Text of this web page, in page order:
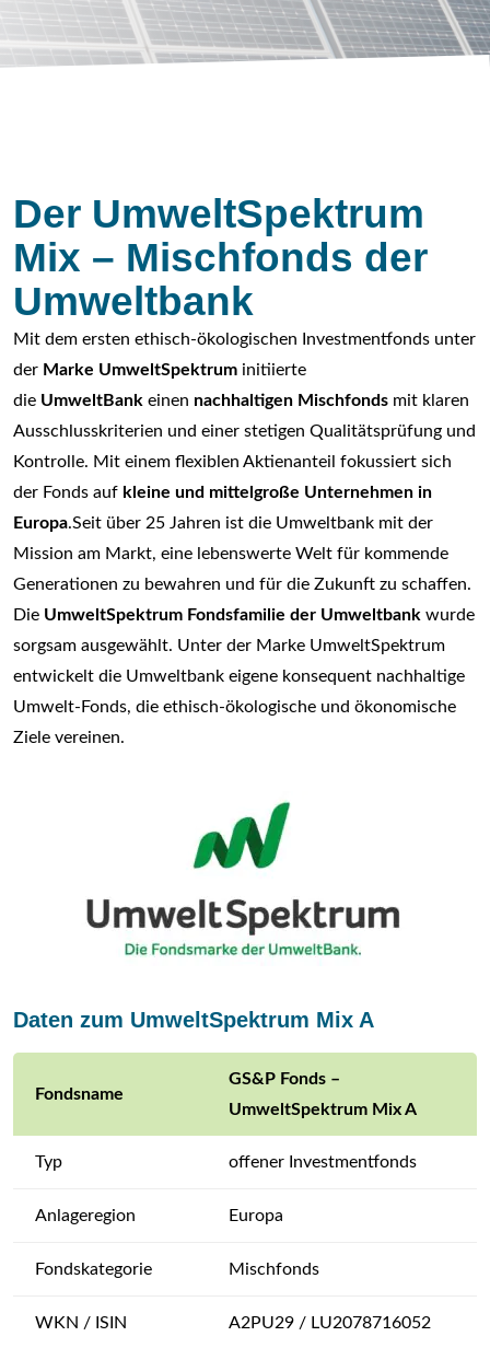
Der UmweltSpektrum
Mix – Mischfonds der
Umweltbank
Mit dem ersten ethisch-ökologischen Investmentfonds unter
der Marke UmweltSpektrum initiierte
die UmweltBank einen nachhaltigen Mischfonds mit klaren
Ausschlusskriterien und einer stetigen Qualitätsprüfung und
Kontrolle. Mit einem flexiblen Aktienanteil fokussiert sich
der Fonds auf kleine und mittelgroße Unternehmen in
Europa.Seit über 25 Jahren ist die Umweltbank mit der
Mission am Markt, eine lebenswerte Welt für kommende
Generationen zu bewahren und für die Zukunft zu schaffen.
Die UmweltSpektrum Fondsfamilie der Umweltbank wurde
sorgsam ausgewählt. Unter der Marke UmweltSpektrum
entwickelt die Umweltbank eigene konsequent nachhaltige
Umwelt-Fonds, die ethisch-ökologische und ökonomische
Ziele vereinen.
Daten zum UmweltSpektrum Mix A
Fondsname
GS&P Fonds –
UmweltSpektrum Mix A
Typ offener Investmentfonds
Anlageregion Europa
Fondskategorie Mischfonds
WKN / ISIN A2PU29 / LU2078716052